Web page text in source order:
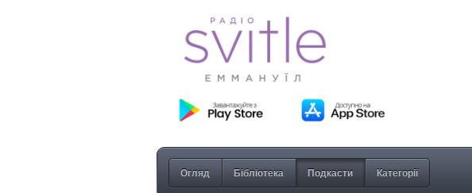
Огляд Бібліотека Подкасти Категорії